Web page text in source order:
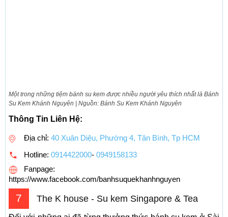
Một trong những tiệm bánh su kem được nhiều người yêu thích nhất là Bánh
Su Kem Khánh Nguyên | Nguồn: Bánh Su Kem Khánh Nguyên
Thông Tin Liên Hệ:
Địa chỉ: 40 Xuân Diệu, Phường 4, Tân Bình, Tp HCM
Hotline: 0914422000- 0949158133
Fanpage:
https://www.facebook.com/banhsuquekhanhnguyen
7 The K house - Su kem Singapore & Tea